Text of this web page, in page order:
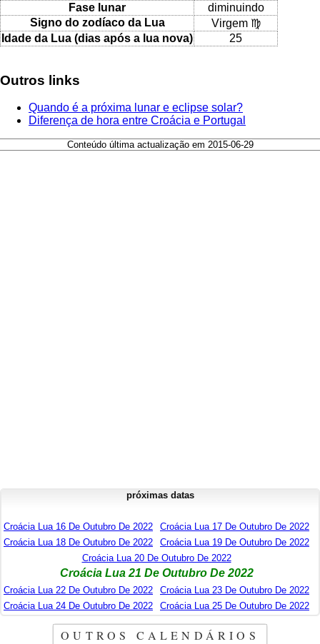
Fase lunar
diminuindo
Signo do zodíaco da Lua
Virgem ♍
Idade da Lua (dias após a lua nova)
25
Outros links
Quando é a próxima lunar e eclipse solar?
Diferença de hora entre Croácia e Portugal
Conteúdo última actualização em 2015-06-29
próximas datas
Croácia Lua 16 De Outubro De 2022
Croácia Lua 17 De Outubro De 2022
Croácia Lua 18 De Outubro De 2022
Croácia Lua 19 De Outubro De 2022
Croácia Lua 20 De Outubro De 2022
Croácia Lua 21 De Outubro De 2022
Croácia Lua 22 De Outubro De 2022
Croácia Lua 23 De Outubro De 2022
Croácia Lua 24 De Outubro De 2022
Croácia Lua 25 De Outubro De 2022
OUTROS CALENDÁRIOS